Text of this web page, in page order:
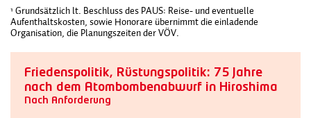
¹ Grundsätzlich lt. Beschluss des PAUS: Reise- und eventuelle
Aufenthaltskosten, sowie Honorare übernimmt die einladende
Organisation, die Planungszeiten der VÖV.
Friedenspolitik, Rüstungspolitik: 75 Jahre
nach dem Atombombenabwurf in Hiroshima
Nach Anforderung